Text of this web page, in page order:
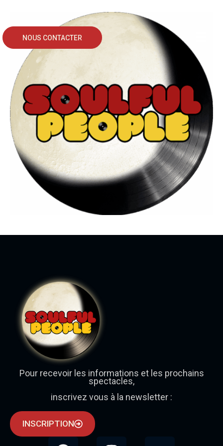
NOUS CONTACTER
Pour recevoir les informations et les prochains
spectacles,
inscrivez vous à la newsletter :
INSCRIPTION